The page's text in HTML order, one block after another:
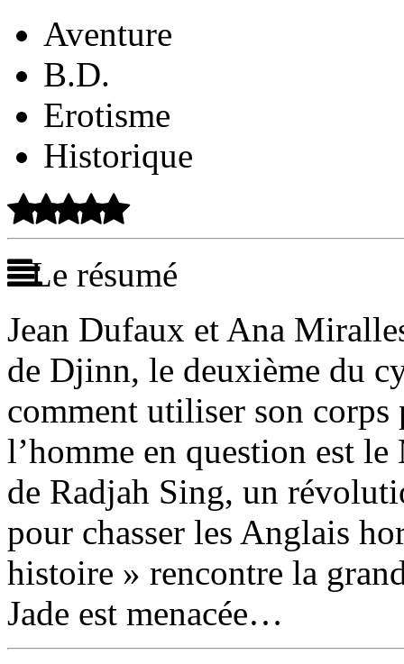
Aventure
B.D.
Erotisme
Historique
Le résumé
Jean Dufaux et Ana
de Djinn, le deuxième du
comment utiliser son
l’homme en question est
de Radjah Sing, un
pour chasser les Anglais
histoire » rencontre la
Jade est menacée…